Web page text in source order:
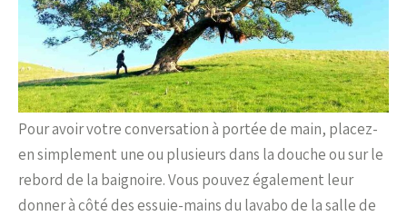
Pour avoir votre conversation à portée de main, placez-
en simplement une ou plusieurs dans la douche ou sur le
rebord de la baignoire. Vous pouvez également leur
donner à côté des essuie-mains du lavabo de la salle de